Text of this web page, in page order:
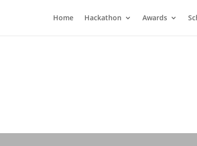
Home Hackathon Awards